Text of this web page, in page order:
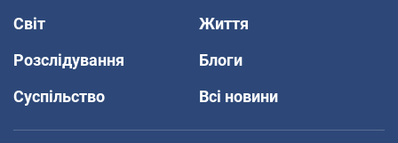
Світ
Життя
Розслідування
Блоги
Суспільство
Всі новини